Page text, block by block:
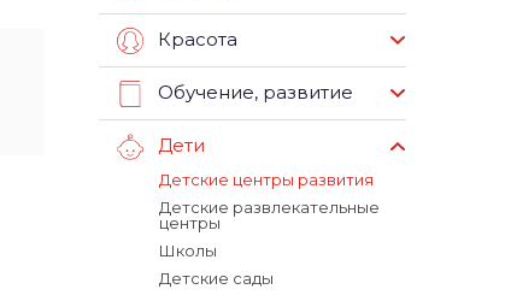
Красота
Обучение, развитие
Дети
Детские центры развития
Детские развлекательные
центры
Школы
Детские сады